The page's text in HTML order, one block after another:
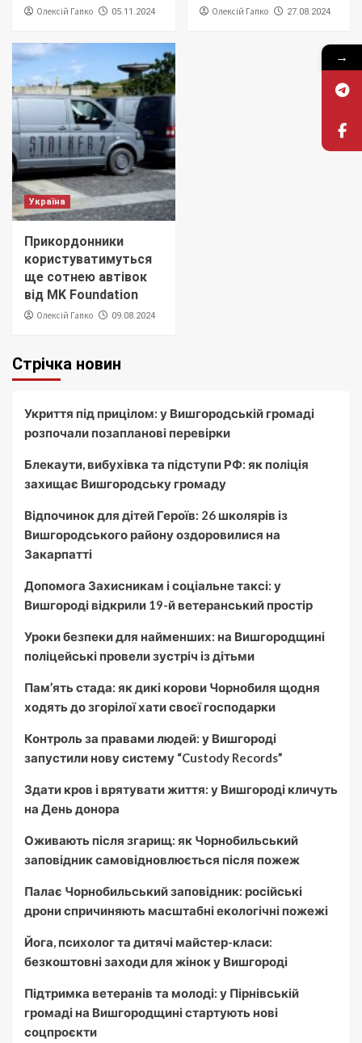
Олексій Гапко 05.11.2024 Олексій Гапко 27.08.2024
Україна
Прикордонники
користуватимуться
ще сотнею автівок
від MK Foundation
Олексій Гапко 09.08.2024
Стрічка новин
Укриття під прицілом: у Вишгородській громаді
розпочали позапланові перевірки
Блекаути, вибухівка та підступи РФ: як поліція
захищає Вишгородську громаду
Відпочинок для дітей Героїв: 26 школярів із
Вишгородського району оздоровилися на
Закарпатті
Допомога Захисникам і соціальне таксі: у
Вишгороді відкрили 19-й ветеранський простір
Уроки безпеки для найменших: на Вишгородщині
поліцейські провели зустріч із дітьми
Пам’ять стада: як дикі корови Чорнобиля щодня
ходять до згорілої хати своєї господарки
Контроль за правами людей: у Вишгороді
запустили нову систему “Custody Records”
Здати кров і врятувати життя: у Вишгороді кличуть
на День донора
Оживають після згарищ: як Чорнобильський
заповідник самовідновлюється після пожеж
Палає Чорнобильський заповідник: російські
дрони спричиняють масштабні екологічні пожежі
Йога, психолог та дитячі майстер-класи:
безкоштовні заходи для жінок у Вишгороді
Підтримка ветеранів та молоді: у Пірнівській
громаді на Вишгородщині стартують нові
соцпроєкти
→